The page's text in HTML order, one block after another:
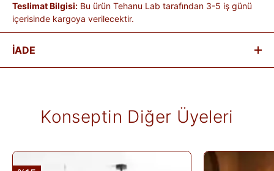
Teslimat Bilgisi: Bu ürün Tehanu Lab tarafından 3-5 iş günü
içerisinde kargoya verilecektir.
İADE
mümkün olmayan ürünlerde iade kabul edilmez. Ayıplı ürünler,
teslim sırasında kargo tutanağı ile belgelenmediği sürece iade
ve ürüne göre değişiklik gösterebilir; bu bilgiler ürün
açıklamalarında yer alır.
Konseptin Diğer Üyeleri